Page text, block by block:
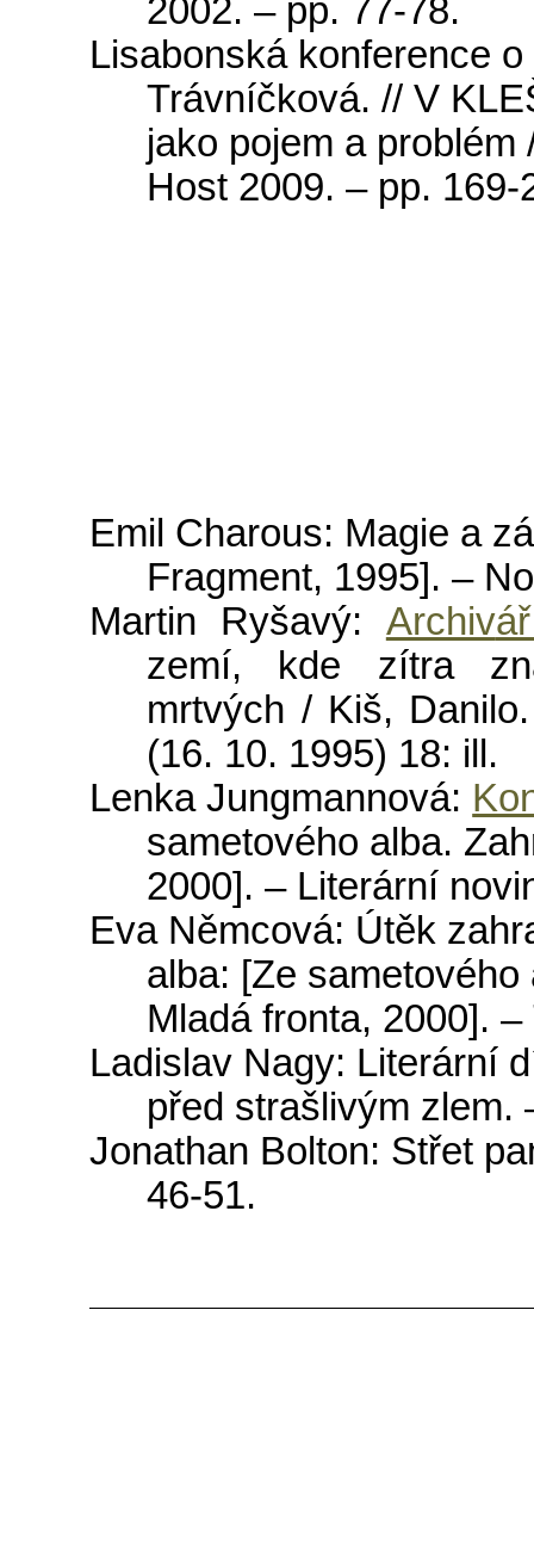
2002. – pp. 77-78.
Lisabonská konference
Trávníčková. // V
jako pojem a
Host 2009. – pp. 169-
Emil Charous: Magie a zá
Fragment, 1995]. –
Martin
Ryšavý: Archiv
zemí, kde zítra
mrtvých / Kiš, Danilo
(16. 10. 1995) 18: ill .
Lenka Jungmannová:
sametového alba.
2000]. – Literární
Eva Němcová: Útěk
alba: [Ze sametového
Mladáfronta, 2000]. –
Ladislav Nagy: Literární d
před straš livým zlem.
Jonathan Bolton: Střet
46-51.